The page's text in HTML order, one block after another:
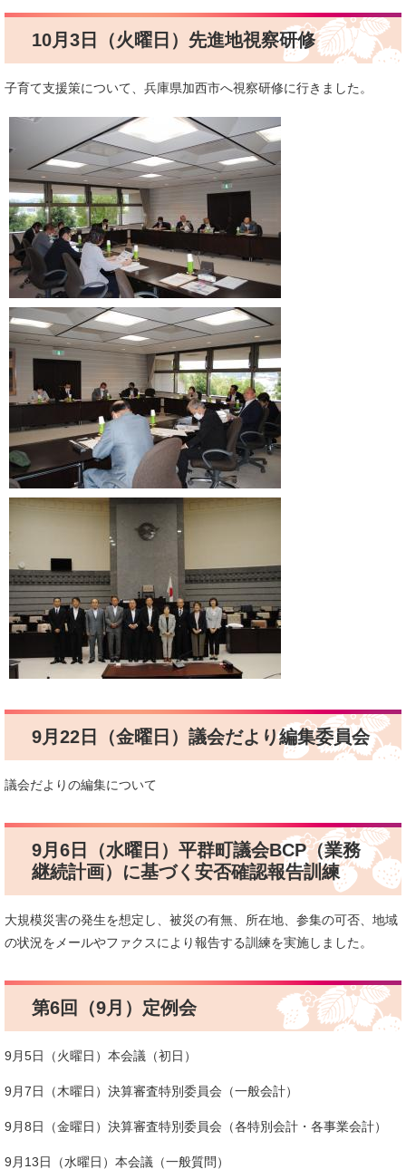
10月3日（火曜日）先進地視察研修
子育て支援策について、兵庫県加西市へ視察研修に行きました。
9月22日（金曜日）議会だより編集委員会
議会だよりの編集について
9月6日（水曜日）平群町議会BCP（業務
継続計画）に基づく安否確認報告訓練
大規模災害の発生を想定し、被災の有無、所在地、参集の可否、地域
の状況をメールやファクスにより報告する訓練を実施しました。
第6回（9月）定例会
9月5日（火曜日）本会議（初日）
9月7日（木曜日）決算審査特別委員会（一般会計）
9月8日（金曜日）決算審査特別委員会（各特別会計・各事業会計）
9月13日（水曜日）本会議（一般質問）